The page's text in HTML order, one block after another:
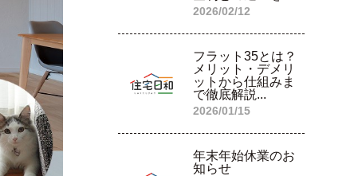
2026/02/12
フラット35とは？
メリット・デメリ
ットから仕組みま
で徹底解説...
2026/01/15
年末年始休業のお
知らせ